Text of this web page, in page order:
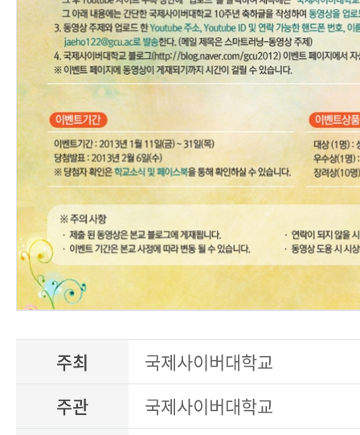
주최
국제사이버대학교
주관
국제사이버대학교